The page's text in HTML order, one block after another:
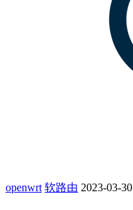
openwrt 软路由 2023-03-30